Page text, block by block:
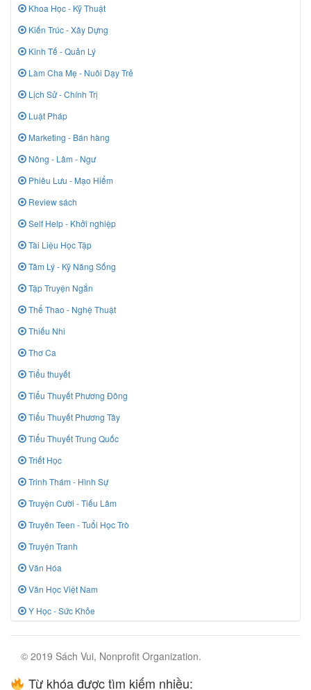
Khoa Học - Kỹ Thuật
Kiến Trúc - Xây Dựng
Kinh Tế - Quản Lý
Làm Cha Mẹ - Nuôi Dạy Trẻ
Lịch Sử - Chính Trị
Luật Pháp
Marketing - Bán hàng
Nông - Lâm - Ngư
Phiêu Lưu - Mạo Hiểm
Review sách
Self Help - Khởi nghiệp
Tài Liệu Học Tập
Tâm Lý - Kỹ Năng Sống
Tập Truyện Ngắn
Thể Thao - Nghệ Thuật
Thiếu Nhi
Thơ Ca
Tiểu thuyết
Tiểu Thuyết Phương Đông
Tiểu Thuyết Phương Tây
Tiểu Thuyết Trung Quốc
Triết Học
Trinh Thám - Hình Sự
Truyện Cười - Tiếu Lâm
Truyên Teen - Tuổi Học Trò
Truyện Tranh
Văn Hóa
Văn Học Việt Nam
Y Học - Sức Khỏe
© 2019 Sách Vui, Nonprofit Organization.
Từ khóa được tìm kiếm nhiều: